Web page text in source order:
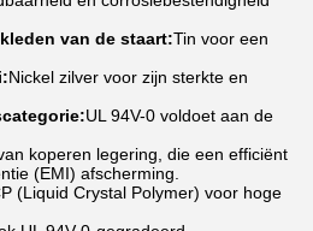
van de staart:Tin voor een
Nickel zilver voor zijn sterkte en
UL 94V-0 voldoet aan de
koperen legering, die een efficiënt
(EMI) afscherming.
(Liquid Crystal Polymer) voor hoge